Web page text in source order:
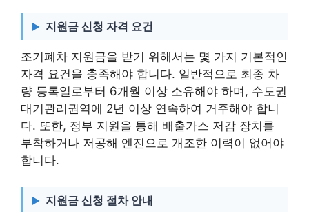
지원금 신청 자격 요건
조기폐차 지원금을 받기 위해서는 몇 가지 기본적인
자격 요건을 충족해야 합니다. 일반적으로 최종 차
량 등록일로부터 6개월 이상 소유해야 하며, 수도권
대기관리권역에 2년 이상 연속하여 거주해야 합니
다. 또한, 정부 지원을 통해 배출가스 저감 장치를
부착하거나 저공해 엔진으로 개조한 이력이 없어야
합니다.
지원금 신청 절차 안내